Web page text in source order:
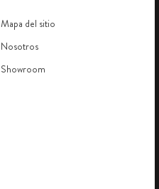
Mapa del sitio
Nosotros
Showroom